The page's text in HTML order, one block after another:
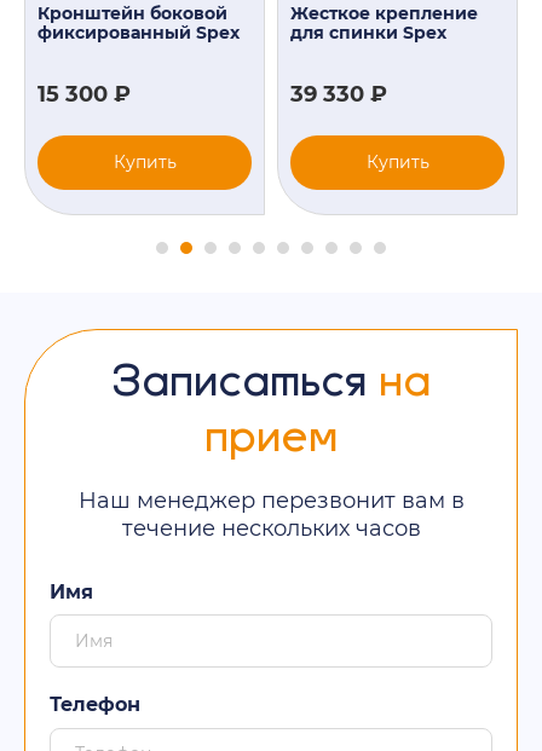
Кронштейн боковой
фиксированный Spex
15 300 ₽
Купить
Жесткое крепление
для спинки Spex
39 330 ₽
Купить
Записаться на
прием
Наш менеджер перезвонит вам в
течение нескольких часов
Имя
Телефон